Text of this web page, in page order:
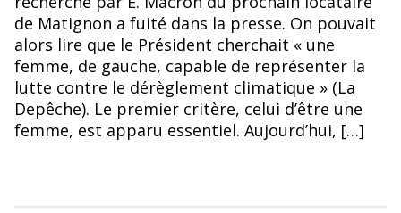
de Matignon a fuité dans la presse. On pouvait
alors lire que le Président cherchait « une
femme, de gauche, capable de représenter la
lutte contre le dérèglement climatique » (La
Depêche). Le premier critère, celui d’être une
femme, est apparu essentiel. Aujourd’hui, […]